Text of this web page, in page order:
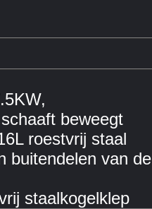
beweegt
roestvrij staal
buitendelen van de
staalkogelklep